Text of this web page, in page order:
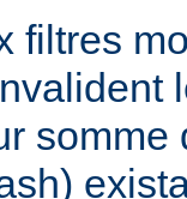
filtres
somme